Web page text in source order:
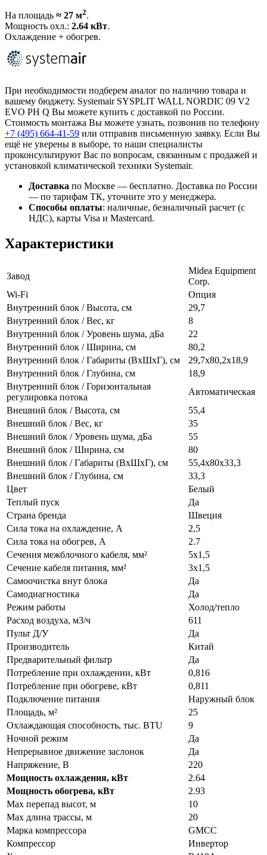
На площадь ≈ 27 м2.
Мощность охл.: 2.64 кВт.
Охлаждение + обогрев.
При необходимости подберем аналог по наличию товара и
вашему бюджету. Systemair SYSPLIT WALL NORDIC 09 V2
EVO PH Q Вы можете купить с доставкой по России.
Стоимость монтажа Вы можете узнать, позвонив по телефону
+7 (495) 664-41-59 или отправив письменную заявку. Если Вы
ещё не уверены в выборе, то наши специалисты
проконсультируют Вас по вопросам, связанным с продажей и
установкой климатической техники Systemair.
Доставка по Москве — бесплатно. Доставка по России
— по тарифам ТК, уточните это у менеджера.
Способы оплаты: наличные, безналичный расчет (с
НДС), карты Visa и Mastercard.
Характеристики
Завод
Midea Equipment
Corp.
Wi-Fi
Опция
Внутренний блок / Высота, см
29,7
Внутренний блок / Вес, кг
8
Внутренний блок / Уровень шума, дБа
22
Внутренний блок / Ширина, см
80,2
Внутренний блок / Габариты (ВхШхГ), см
29,7х80,2х18,9
Внутренний блок / Глубина, см
18,9
Внутренний блок / Горизонтальная
регулировка потока
Автоматическая
Внешний блок / Высота, см
55,4
Внешний блок / Вес, кг
35
Внешний блок / Уровень шума, дБа
55
Внешний блок / Ширина, см
80
Внешний блок / Габариты (ВхШхГ), см
55,4х80х33,3
Внешний блок / Глубина, см
33,3
Цвет
Белый
Теплый пуск
Да
Страна бренда
Швеция
Сила тока на охлаждение, А
2,5
Сила тока на обогрев, А
2.7
Сечения межблочного кабеля, мм²
5х1,5
Сечение кабеля питания, мм²
3х1,5
Самоочистка внут блока
Да
Самодиагностика
Да
Режим работы
Холод/тепло
Расход воздуха, м3/ч
611
Пульт Д/У
Да
Производитель
Китай
Предварительный фильтр
Да
Потребление при охлаждении, кВт
0,816
Потребление при обогреве, кВт
0,811
Подключение питания
Наружный блок
Площадь, м²
25
Охлаждающая способность, тыс. BTU
9
Ночной режим
Да
Непрерывное движение заслонок
Да
Напряжение, В
220
Мощность охлаждения, кВт
2.64
Мощность обогрева, кВт
2.93
Max перепад высот, м
10
Max длина трассы, м
20
Марка компрессора
GMCC
Компрессор
Инвертор